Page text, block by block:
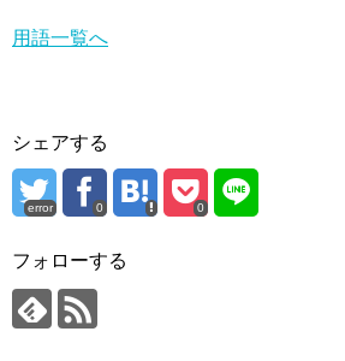
用語一覧へ
シェアする
error 0 0
フォローする